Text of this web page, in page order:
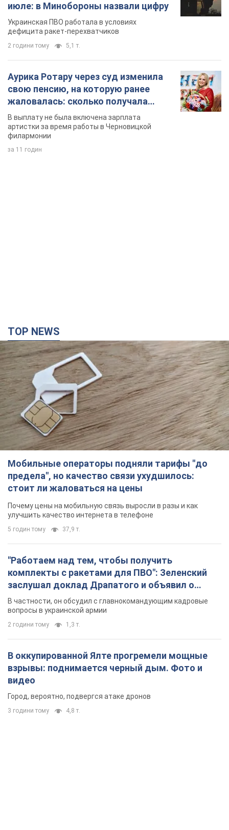
июле: в Минобороны назвали цифру
Украинская ПВО работала в условиях
дефицита ракет-перехватчиков
2 години тому 5,1 т.
Аурика Ротару через суд изменила
свою пенсию, на которую ранее
жаловалась: сколько получала
певица
В выплату не была включена зарплата
артистки за время работы в Черновицкой
филармонии
за 11 годин
TOP NEWS
Мобильные операторы подняли тарифы "до
предела", но качество связи ухудшилось:
стоит ли жаловаться на цены
Почему цены на мобильную связь выросли в разы и как
улучшить качество интернета в телефоне
5 годин тому 37,9 т.
"Работаем над тем, чтобы получить
комплекты с ракетами для ПВО": Зеленский
заслушал доклад Драпатого и объявил о
новых мерах
В частности, он обсудил с главнокомандующим кадровые
вопросы в украинской армии
2 години тому 1,3 т.
В оккупированной Ялте прогремели мощные
взрывы: поднимается черный дым. Фото и
видео
Город, вероятно, подвергся атаке дронов
3 години тому 4,8 т.